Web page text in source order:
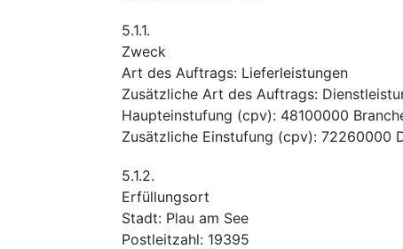
5.1.1.
Zweck
Art des Auftrags: Lieferleistungen
Zusätzliche Art des Auftrags:
Haupteinstufung (cpv): 48100000
Zusätzliche Einstufung (cpv): 72260000
5.1.2.
Erfüllungsort
Stadt: Plau am See
Postleitzahl: 19395